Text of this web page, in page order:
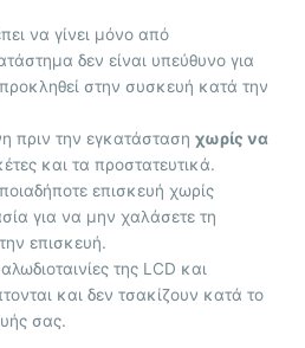
να γίνει μόνο από
δεν είναι υπεύθυνο για
στην συσκευή κατά την
πριν την εγκατάστασηχωρίς να
και τα προστατευτικά.
επισκευή χωρίς
για να μην χαλάσετε τη
επισκευή.
της LCD και
και δεν τσακίζουν κατά το
σας.